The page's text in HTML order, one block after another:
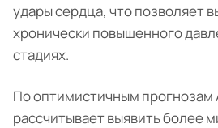
удары сердца, что позволяет
хронически повышенного
стадиях.
По оптимистичным прогнозам
рассчитывает выявить более